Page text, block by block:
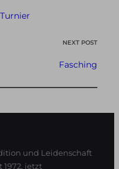
NEXT POST
Fasching
und Leidenschaft
jetzt